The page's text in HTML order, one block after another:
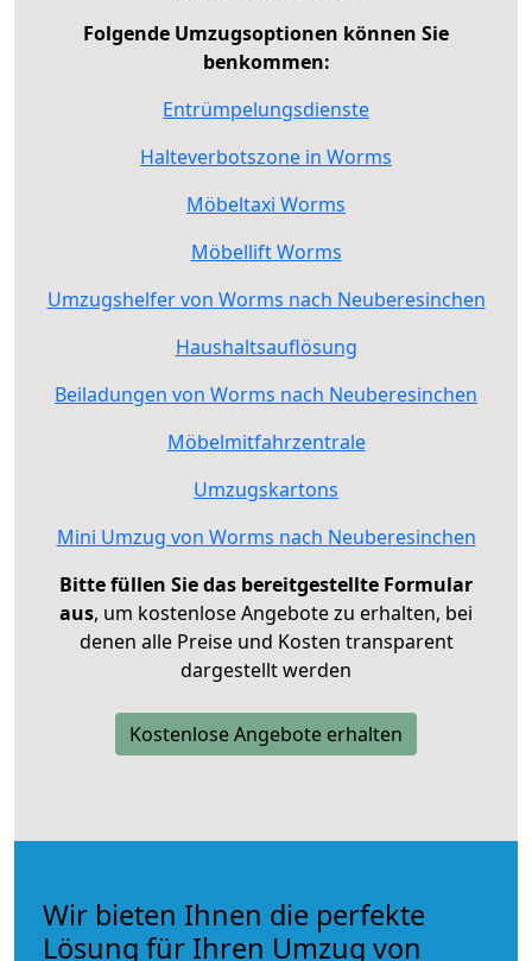
Folgende Umzugsoptionen können Sie
benkommen:
Entrümpelungsdienste
Halteverbotszone in Worms
Möbeltaxi Worms
Möbellift Worms
Umzugshelfer von Worms nach Neuberesinchen
Haushaltsauflösung
Beiladungen von Worms nach Neuberesinchen
Möbelmitfahrzentrale
Umzugskartons
Mini Umzug von Worms nach Neuberesinchen
Bitte füllen Sie das bereitgestellte Formular
aus, um kostenlose Angebote zu erhalten, bei
denen alle Preise und Kosten transparent
dargestellt werden
Kostenlose Angebote erhalten
Wir bieten Ihnen die perfekte
Lösung für Ihren Umzug von